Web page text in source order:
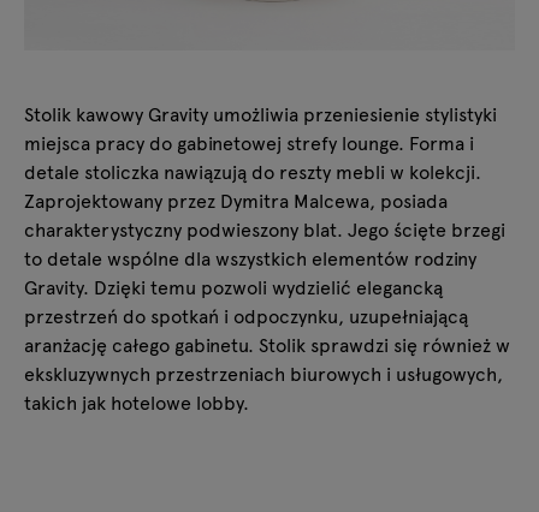
Stolik kawowy Gravity umożliwia przeniesienie stylistyki
miejsca pracy do gabinetowej strefy lounge. Forma i
detale stoliczka nawiązują do reszty mebli w kolekcji.
Zaprojektowany przez Dymitra Malcewa, posiada
charakterystyczny podwieszony blat. Jego ścięte brzegi
to detale wspólne dla wszystkich elementów rodziny
Gravity. Dzięki temu pozwoli wydzielić elegancką
przestrzeń do spotkań i odpoczynku, uzupełniającą
aranżację całego gabinetu. Stolik sprawdzi się również w
ekskluzywnych przestrzeniach biurowych i usługowych,
takich jak hotelowe lobby.